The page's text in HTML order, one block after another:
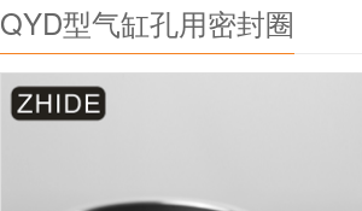
QYD型气缸孔用密封圈